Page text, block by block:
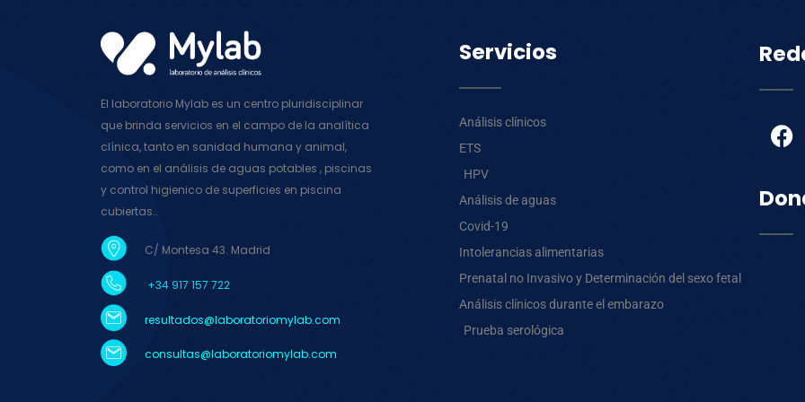
El laboratorio Mylab es un centro pluridisciplinar
que brinda servicios en el campo de la analítica
clínica, tanto en sanidad humana y animal,
como en el análisis de aguas potables , piscinas
y control higienico de superficies en piscina
cubiertas..
C/ Montesa 43. Madrid
+34 917 157 722
resultados@laboratoriomylab.com
consultas@laboratoriomylab.com
Servicios
Análisis clínicos
ETS
HPV
Análisis de aguas
Covid-19
Intolerancias alimentarias
Prenatal no Invasivo y Determinación del sexo fetal
Análisis clínicos durante el embarazo
Prueba serológica
F
a
e
b
o